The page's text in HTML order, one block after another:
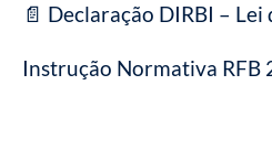
📄 Declaração DIRBI –
Instrução Normativa RFB